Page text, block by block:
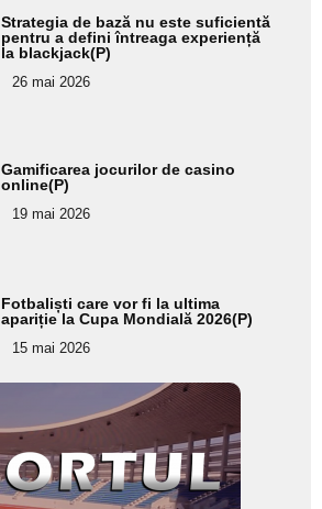
Strategia de bază nu este suficientă
pentru a defini întreaga experiență
la blackjack(P)
26 mai 2026
Gamificarea jocurilor de casino
online(P)
19 mai 2026
Fotbaliști care vor fi la ultima
apariție la Cupa Mondială 2026(P)
15 mai 2026